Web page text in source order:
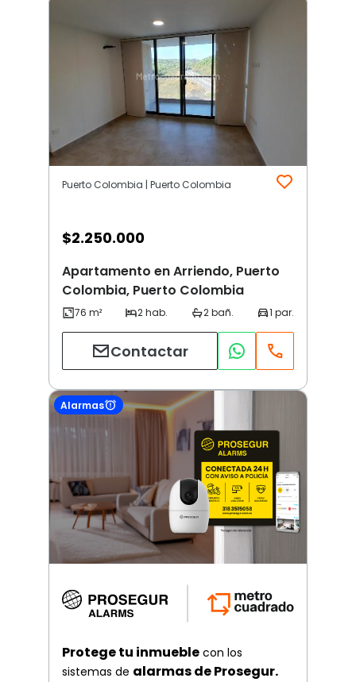
Puerto Colombia | Puerto Colombia
$2.250.000
Apartamento en Arriendo, Puerto
Colombia, Puerto Colombia
Contactar
Alarmas
Protege tu inmueble con los
sistemas de alarmas de Prosegur.